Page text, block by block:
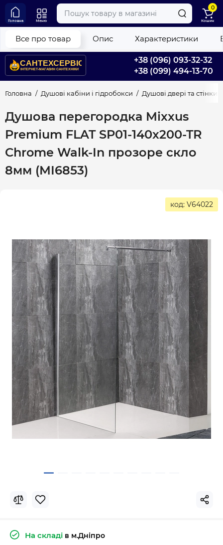
+38 (096) 093-32-32
+38 (099) 494-13-70
Головна Меню
0
Кошик
Головна Душові кабіни і гідробокси Душові двері та стінки
Душова перегородка Mixxus
Premium FLAT SP01-140x200-TR
Chrome Walk-In прозоре скло
8мм (MI6853)
Все про товар Опис Характеристики
код: V64022
На складі в м.Дніпро